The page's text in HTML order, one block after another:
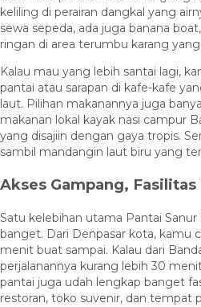
keliling di perairan dangkal yang
sewa sepeda, ada juga banana
ringan di area terumbu karang
Kalau mau yang lebih santai lagi,
pantai atau sarapan di kafe-kafe
laut. Pilihan makanannya juga
makanan lokal kayak nasi campur
yang disajiin dengan gaya tropis.
sambil mandangin laut biru yang
Akses Gampang,
Satu kelebihan utama Pantai
banget. Dari Denpasar kota, kamu
menit buat sampai. Kalau dari
perjalanannya kurang lebih 30
pantai juga udah lengkap banget
restoran, toko suvenir, dan tempat